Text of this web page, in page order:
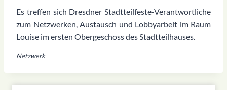
Netzwerk
Es treffen sich Dresdner Stadtteilfeste-Verantwortliche
zum Netzwerken, Austausch und Lobbyarbeit im Raum
Louise im ersten Obergeschoss des Stadtteilhauses.